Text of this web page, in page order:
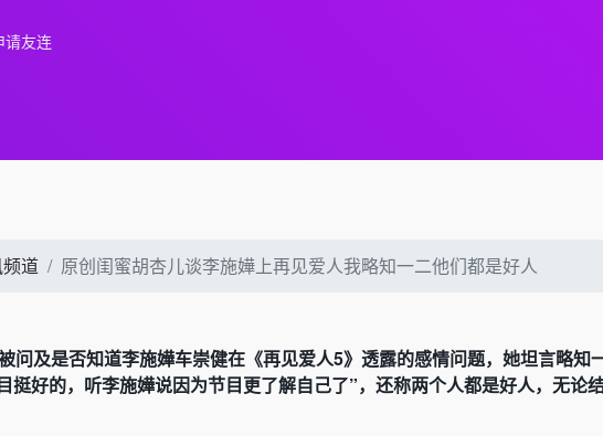
请友连
道 原创闺蜜胡杏儿谈李施嬅上再见爱人我略知一二他们都是好人
问及是否知道李施嬅车崇健在《再见爱人5》透露的感情问题，她坦言略知
挺好的，听李施嬅说因为节目更了解自己了”，还称两个人都是好人，无论